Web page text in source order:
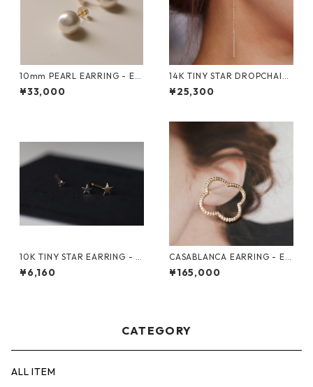
10mm PEARL EARRING - E1
046
¥33,000
14K TINY STAR DROPCHAIN
EARRING - E1043
¥25,300
10K TINY STAR EARRING - E
1042
¥6,160
CASABLANCA EARRING - E1
041
¥165,000
CATEGORY
ALL ITEM